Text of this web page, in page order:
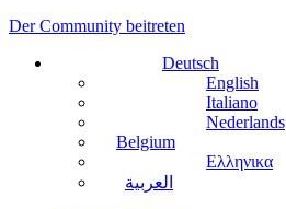
Der Community beitreten
Deutsch
English
Italiano
Nederlands
Belgium
Ελληνικα
العربية